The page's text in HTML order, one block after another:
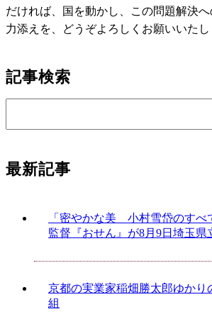
だければ、国を動かし、この問題解決
力添えを、どうぞよろしくお願いいたし
記事検索
最新記事
「密やかな美 小村雪岱のすべ
監督『おせん』が8月9日埼玉県
京都の実業家稲畑勝太郎ゆかり
組